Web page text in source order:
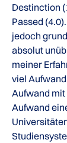
Destinction
Passed
jedoch
absolut
meiner
viel
Aufwand
Aufwand